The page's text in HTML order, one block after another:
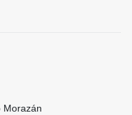
Morazán